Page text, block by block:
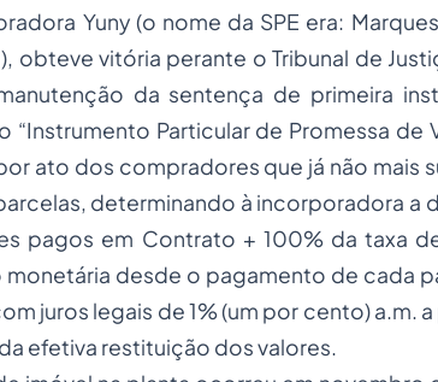
Yuny (o nome da SPE era:
obteve vitória perante o Tribunal de
da sentença de primeira
Particular de Promessa de
ato dos compradores que já não mais
determinando à incorporadora a
pagos em Contrato + 100% da taxa
desde o pagamento de cada
juros legais de 1% (um por cento) a.m.
efetiva restituição dos valores.